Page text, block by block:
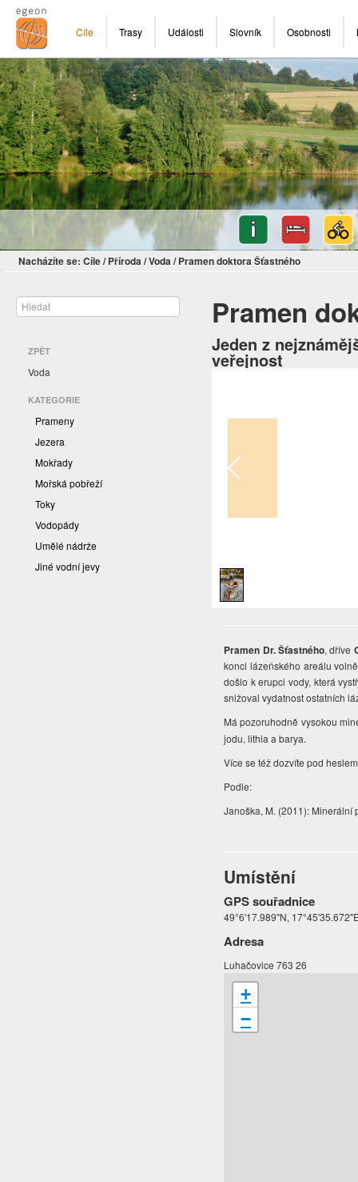
Cíle Trasy Události Slovník Osobnosti
Nacházíte se: Cíle/ Příroda/Voda/ Pramen doktora Šťastného
ZPĚT
Voda
KATEGORIE
Prameny
Jezera
Mokřady
Mořská pobřeží
Toky
Vodopády
Umělé nádrže
Jiné vodní jevy
Pramen
Jeden z
veřejnost
Pramen Dr. Šťastného, dříve
konci lázeňského areálu
došlo k erupci vody, která
snižoval vydatnost ostatních
Má pozoruhodně vysokou
jodu, lithia a barya.
Více se též dozvíte pod
Podle:
Janoška, M. (2011):
Umístění
GPS souřadnice
49°6'17.989"N,
Adresa
Luhačovice 763 26
+
−